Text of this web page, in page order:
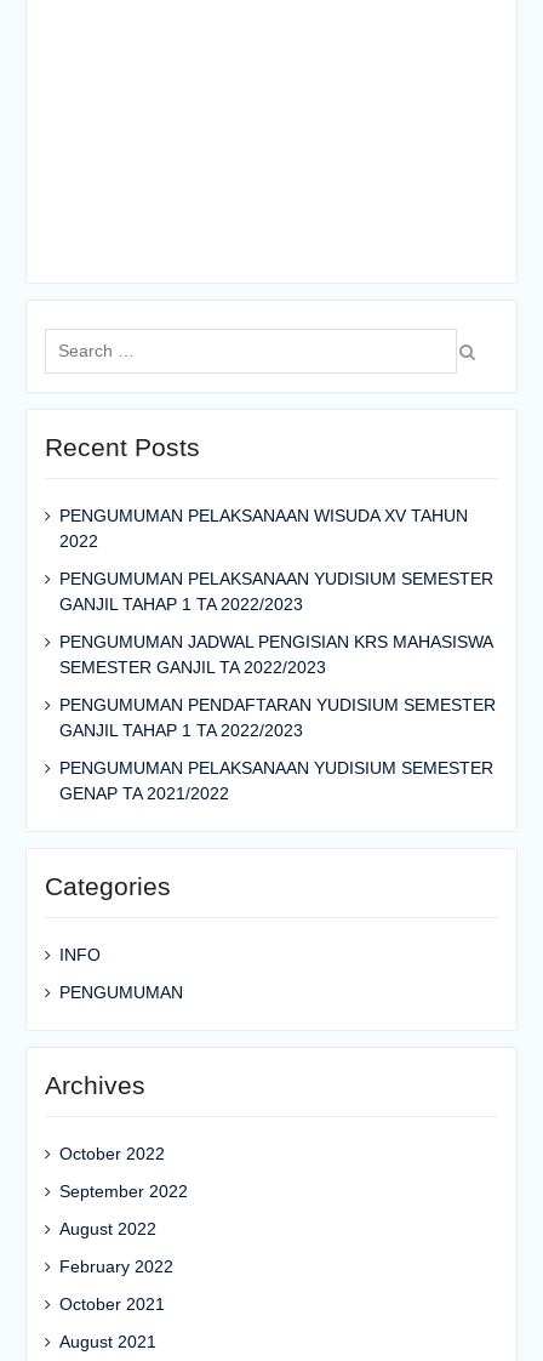
Search
for:
Recent Posts
PENGUMUMAN PELAKSANAAN WISUDA XV TAHUN
2022
PENGUMUMAN PELAKSANAAN YUDISIUM SEMESTER
GANJIL TAHAP 1 TA 2022/2023
PENGUMUMAN JADWAL PENGISIAN KRS MAHASISWA
SEMESTER GANJIL TA 2022/2023
PENGUMUMAN PENDAFTARAN YUDISIUM SEMESTER
GANJIL TAHAP 1 TA 2022/2023
PENGUMUMAN PELAKSANAAN YUDISIUM SEMESTER
GENAP TA 2021/2022
Categories
INFO
PENGUMUMAN
Archives
October 2022
September 2022
August 2022
February 2022
October 2021
August 2021